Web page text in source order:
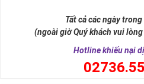
Tất cả các ngày
(ngoài giờ Quý khách vui
Hotline khiếu nại
0